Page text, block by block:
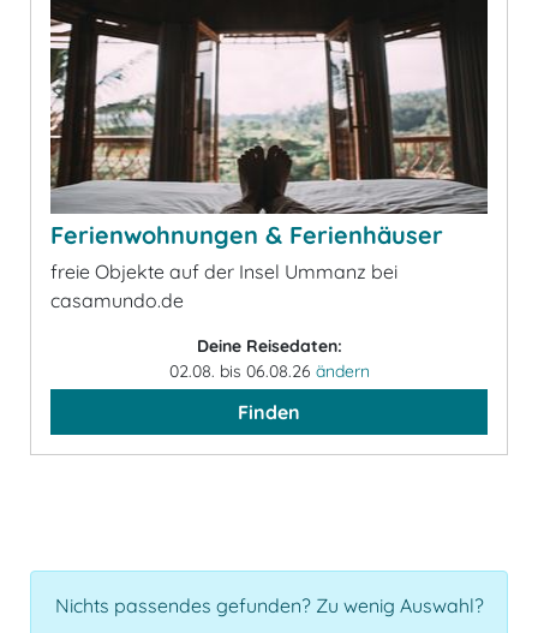
Ferienwohnungen & Ferienhäuser
freie Objekte auf der Insel Ummanz bei
casamundo.de
Deine Reisedaten:
02.08. bis 06.08.26 ändern
Finden
Nichts passendes gefunden? Zu wenig Auswahl?